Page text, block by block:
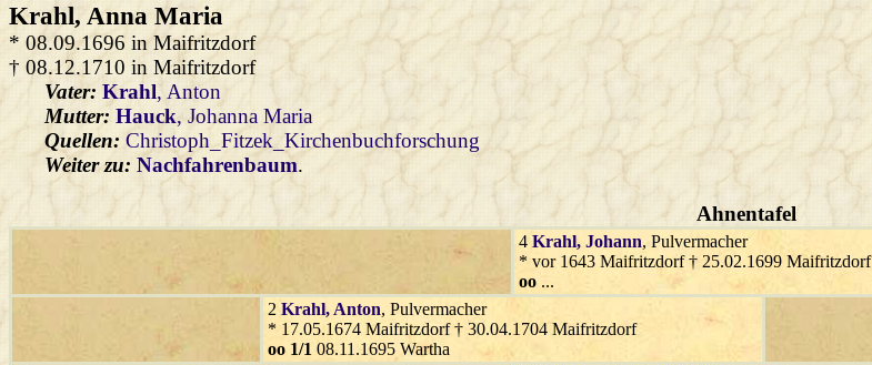
Krahl, Anna Maria
* 08.09.1696 in Maifritzdorf
† 08.12.1710 in Maifritzdorf
Vater: Krahl, Anton
Mutter: Hauck, Johanna Maria
Quellen: Christoph_Fitzek_Kirchenbuchforschung
Weiter zu: Nachfahrenbaum.
Ahnentafel
4 Krahl, Johann, Pulvermacher
* vor 1643 Maifritzdorf † 25.02.1699 Maifritzdorf
oo ...
2 Krahl, Anton, Pulvermacher
* 17.05.1674 Maifritzdorf † 30.04.1704 Maifritzdorf
oo 1/1 08.11.1695 Wartha